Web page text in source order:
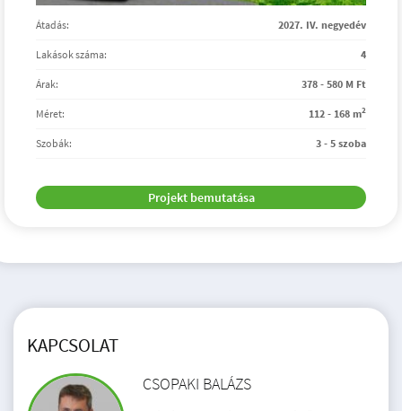
Átadás: 2027. IV. negyedév
Lakások száma: 4
Árak: 378 - 580 M Ft
Méret: 112 - 168 m2
Szobák: 3 - 5 szoba
Projekt bemutatása
KAPCSOLAT
CSOPAKI BALÁZS